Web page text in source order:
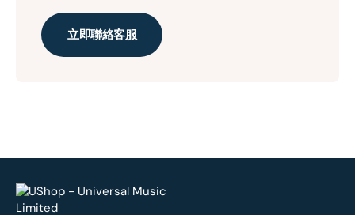
立即聯絡客服